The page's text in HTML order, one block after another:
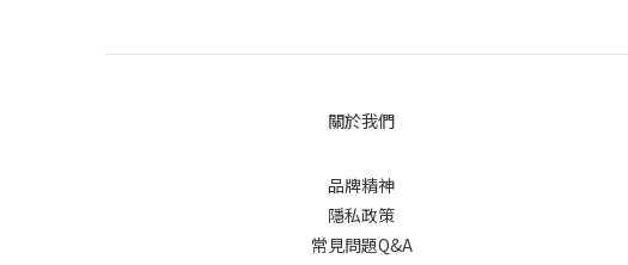
關於我們
品牌精神
隱私政策
常見問題Q&A